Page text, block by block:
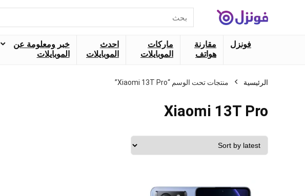
عن:
فونزل
مقارنة
هواتف
ماركات
الموبايلات
احدث
الموبايلات
خبر ومعلومة عن
الموبايلات
الرئيسية منتجات تحت الوسم “Xiaomi 13T Pro”
Xiaomi 13T Pro